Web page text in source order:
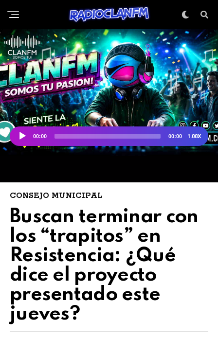
CONSEJO MUNICIPAL
Buscan terminar con
los “trapitos” en
Resistencia: ¿Qué
dice el proyecto
presentado este
jueves?